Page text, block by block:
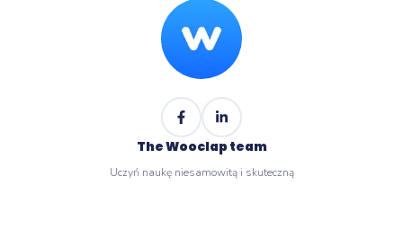
The Wooclap team
Uczyń naukę niesamowitą i skuteczną